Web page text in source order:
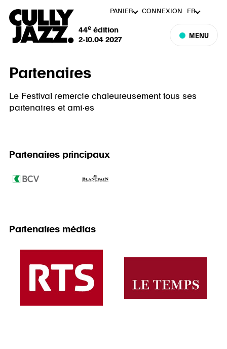
44eédition
2-10.04 2027
MENU
PANIER CONNEXION FR
Partenaires
Le Festival remercie chaleureusement tous ses
partenaires et ami·es
Partenaires principaux
Partenaires médias